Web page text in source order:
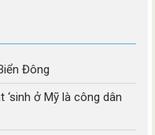
Đông
‘sinh ở Mỹ là công dân